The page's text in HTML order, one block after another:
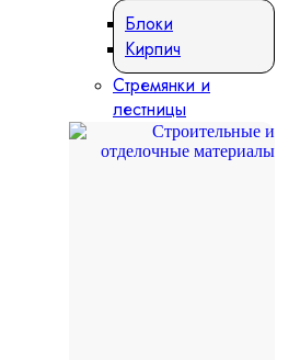
Блоки
Кирпич
Стремянки и
лестницы